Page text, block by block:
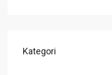
Kategori